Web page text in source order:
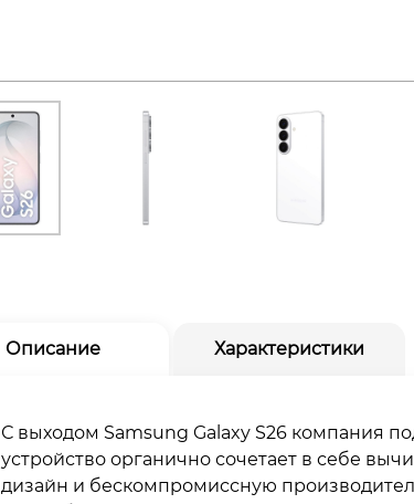
Описание Характеристики
С выходом Samsung Galaxy S26 компания
устройство органично сочетает в себе
дизайн и бескомпромиссную